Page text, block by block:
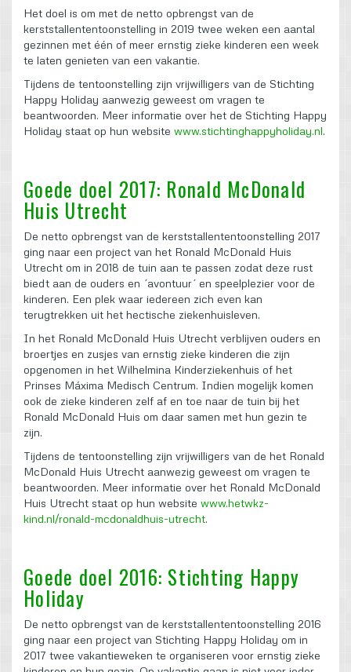
Het doel is om met de netto opbrengst van de
kerststallententoonstelling in 2019 twee weken een aantal
gezinnen met één of meer ernstig zieke kinderen een week
te laten genieten van een vakantie.
Tijdens de tentoonstelling zijn vrijwilligers van de Stichting
Happy Holiday aanwezig geweest om vragen te
beantwoorden. Meer informatie over het de Stichting Happy
Holiday staat op hun website www.stichtinghappyholiday.nl.
Goede doel 2017: Ronald McDonald
Huis Utrecht
De netto opbrengst van de kerststallententoonstelling 2017
ging naar een project van het Ronald McDonald Huis
Utrecht om in 2018 de tuin aan te passen zodat deze rust
biedt aan de ouders en ´avontuur´ en speelplezier voor de
kinderen. Een plek waar iedereen zich even kan
terugtrekken uit het hectische ziekenhuisleven.
In het Ronald McDonald Huis Utrecht verblijven ouders en
broertjes en zusjes van ernstig zieke kinderen die zijn
opgenomen in het Wilhelmina Kinderziekenhuis of het
Prinses Máxima Medisch Centrum. Indien mogelijk komen
ook de zieke kinderen zelf af en toe naar de tuin bij het
Ronald McDonald Huis om daar samen met hun gezin te
zijn.
Tijdens de tentoonstelling zijn vrijwilligers van de het Ronald
McDonald Huis Utrecht aanwezig geweest om vragen te
beantwoorden. Meer informatie over het Ronald McDonald
Huis Utrecht staat op hun website www.hetwkz-
kind.nl/ronald-mcdonaldhuis-utrecht.
Goede doel 2016: Stichting Happy
Holiday
De netto opbrengst van de kerststallententoonstelling 2016
ging naar een project van Stichting Happy Holiday om in
2017 twee vakantieweken te organiseren voor ernstig zieke